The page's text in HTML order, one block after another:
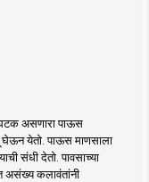
असणारा पाऊस
येतो. पाऊस माणसाला
संधी देतो. पावसाच्या
असंख्य कलावंतांनी